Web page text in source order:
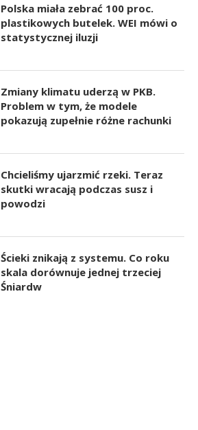
Polska miała zebrać 100 proc.
plastikowych butelek. WEI mówi o
statystycznej iluzji
Zmiany klimatu uderzą w PKB.
Problem w tym, że modele
pokazują zupełnie różne rachunki
Chcieliśmy ujarzmić rzeki. Teraz
skutki wracają podczas susz i
powodzi
Ścieki znikają z systemu. Co roku
skala dorównuje jednej trzeciej
Śniardw